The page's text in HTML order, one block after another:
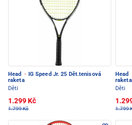
Head ·
IG Speed Jr. 25 Dět.tenisová
raketa
Děti
1.299 Kč
1.799 Kč
Head
raketa
Děti
1.799